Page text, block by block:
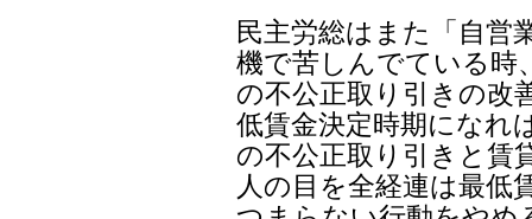
民主労総はまた「自営
機で苦しんでている時
の不公正取り引きの改
低賃金決定時期になれ
の不公正取り引きと賃
人の目を全経連は最低